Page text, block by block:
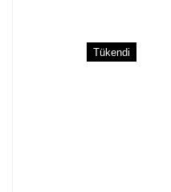
Tükendi